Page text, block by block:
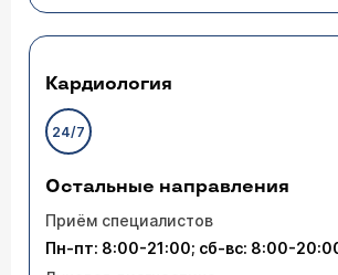
Кардиология
24/7
Остальные направления
Приём специалистов
Пн-пт: 8:00-21:00; сб-вс: 8:00-